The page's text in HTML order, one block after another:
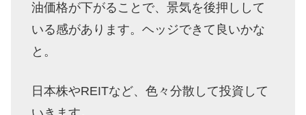
油価格が下がることで、景気を後押しして
いる感があります。ヘッジできて良いかな
と。
日本株やREITなど、色々分散して投資して